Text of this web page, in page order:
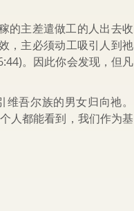
的主差遣做工的人出去收
，主必须动工吸引人到祂
。因此你会发现，但凡
吾尔族的男女归向祂。
人都能看到，我们作为基